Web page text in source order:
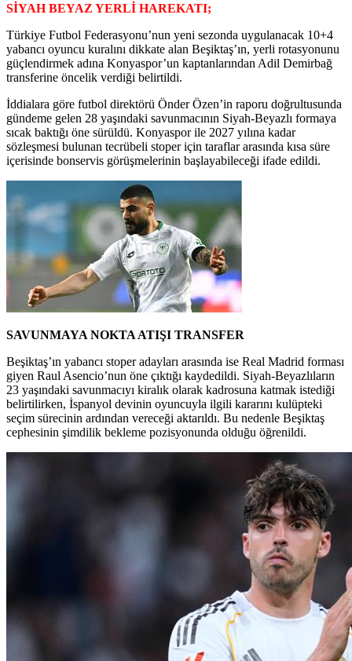
SİYAH BEYAZ YERLİ HAREKATI;
Türkiye Futbol Federasyonu’nun yeni sezonda uygulanacak 10+4
yabancı oyuncu kuralını dikkate alan Beşiktaş’ın, yerli rotasyonunu
güçlendirmek adına Konyaspor’un kaptanlarından Adil Demirbağ
transferine öncelik verdiği belirtildi.
İddialara göre futbol direktörü Önder Özen’in raporu doğrultusunda
gündeme gelen 28 yaşındaki savunmacının Siyah-Beyazlı formaya
sıcak baktığı öne sürüldü. Konyaspor ile 2027 yılına kadar
sözleşmesi bulunan tecrübeli stoper için taraflar arasında kısa süre
içerisinde bonservis görüşmelerinin başlayabileceği ifade edildi.
SAVUNMAYA NOKTA ATIŞI TRANSFER
Beşiktaş’ın yabancı stoper adayları arasında ise Real Madrid forması
giyen Raul Asencio’nun öne çıktığı kaydedildi. Siyah-Beyazlıların
23 yaşındaki savunmacıyı kiralık olarak kadrosuna katmak istediği
belirtilirken, İspanyol devinin oyuncuyla ilgili kararını kulüpteki
seçim sürecinin ardından vereceği aktarıldı. Bu nedenle Beşiktaş
cephesinin şimdilik bekleme pozisyonunda olduğu öğrenildi.